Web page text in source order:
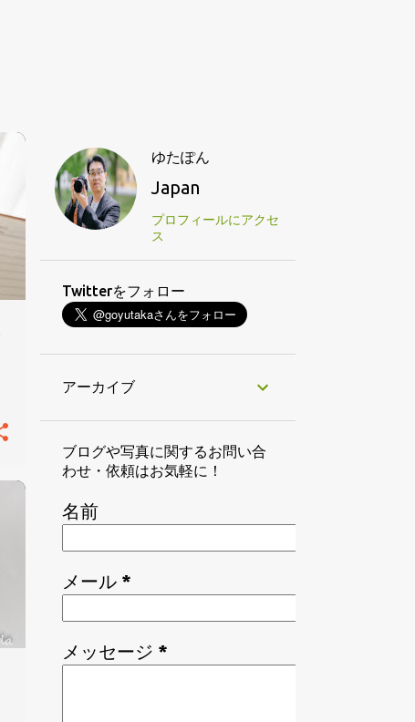
ゆたぽん
Japan
プロフィールにアクセ
ス
Twitterをフォロー
アーカイブ
ブログや写真に関するお問い合
わせ・依頼はお気軽に！
名前
メール *
メッセージ *